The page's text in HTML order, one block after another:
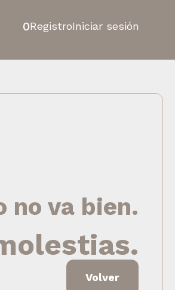
0RegistroIniciar sesión
no va bien.
Volver